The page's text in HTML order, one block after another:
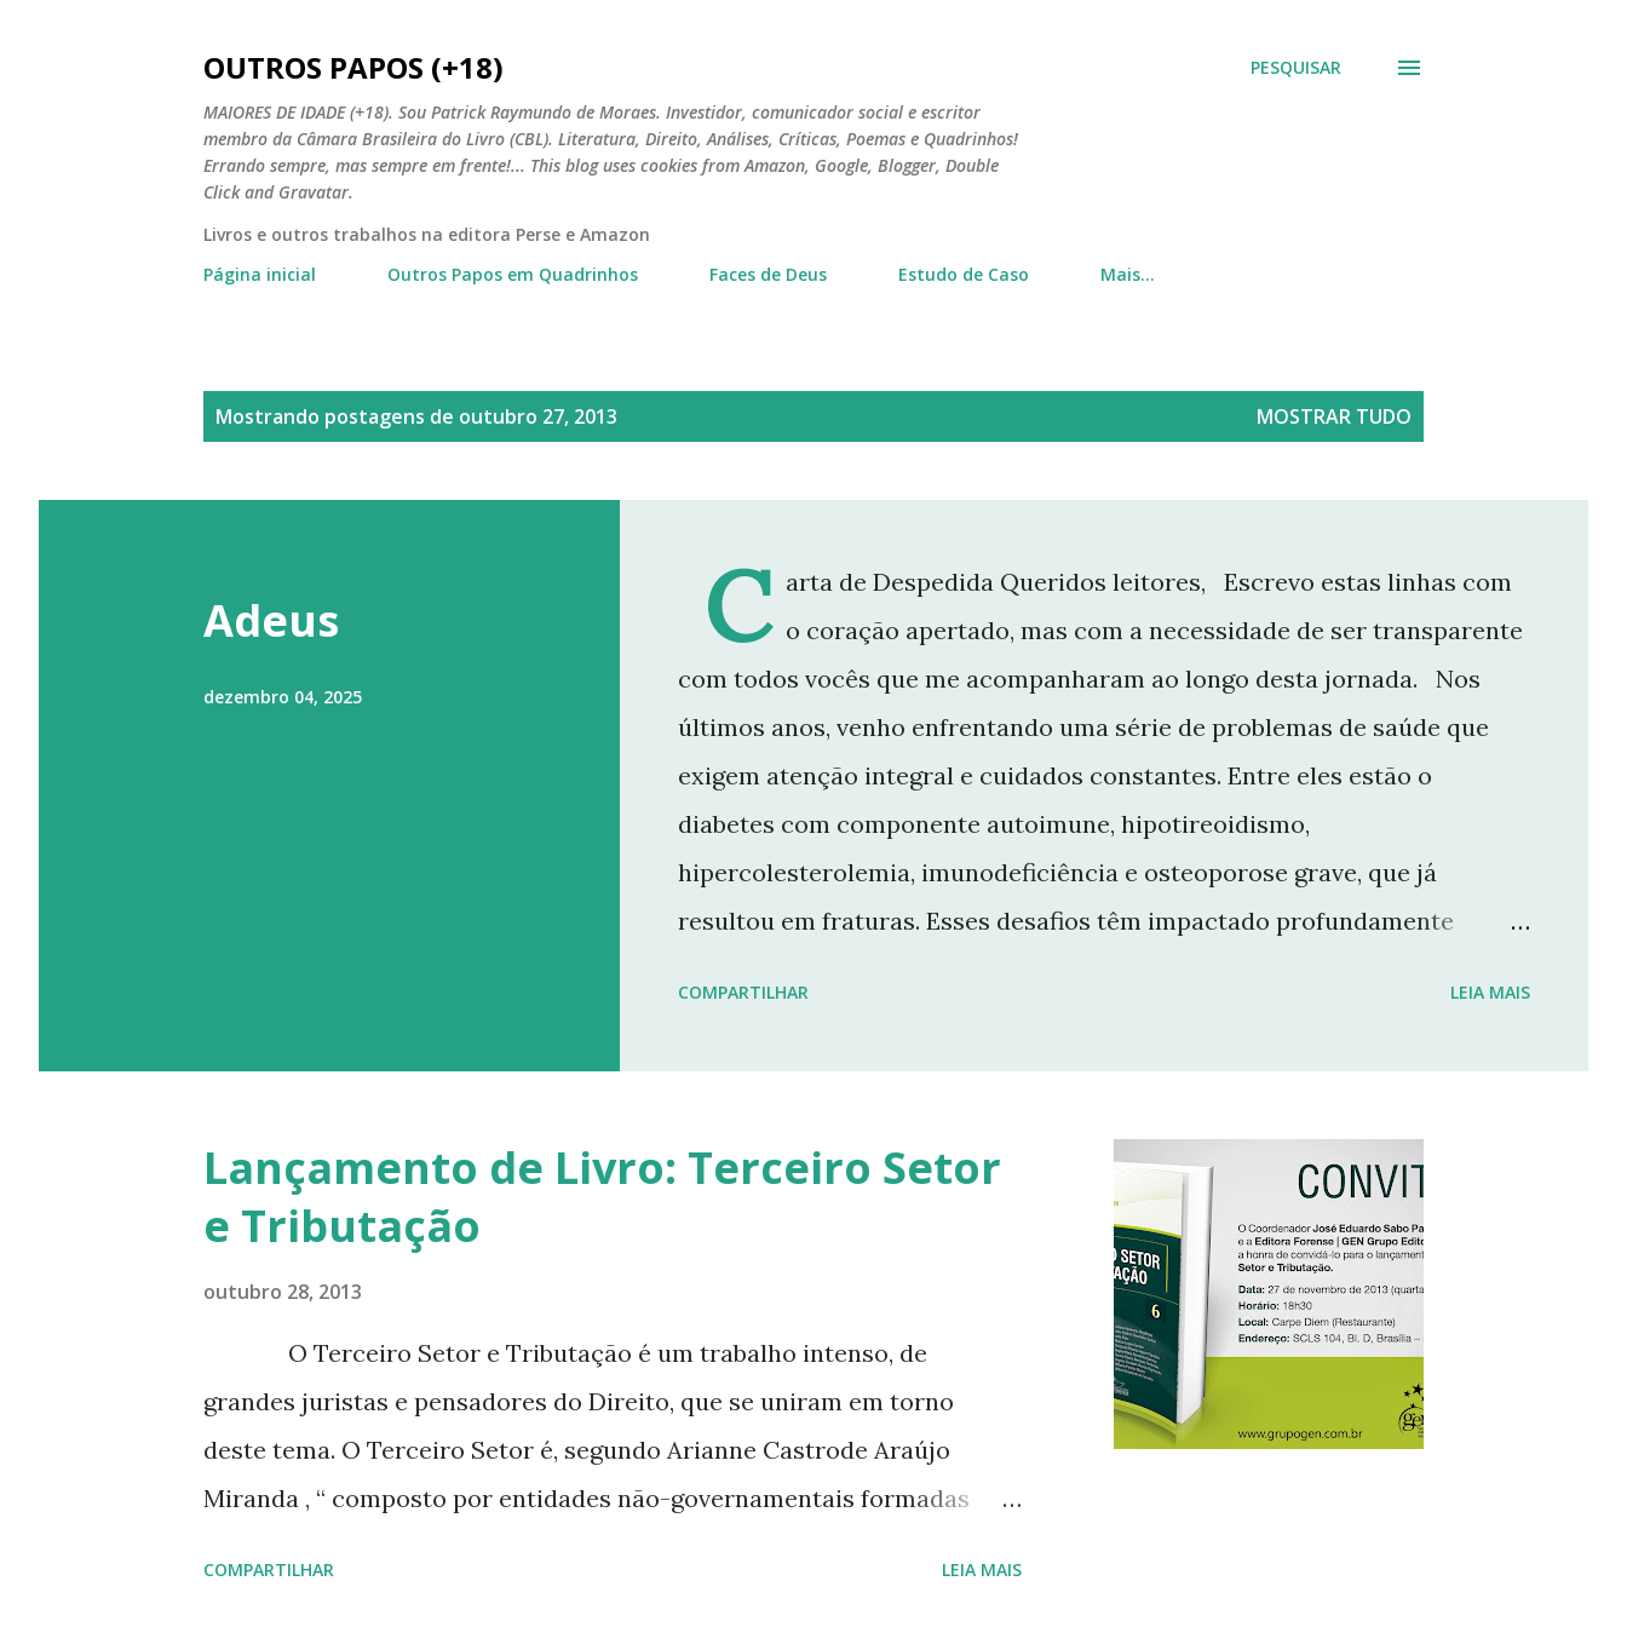
OUTROS PAPOS (+18)
MAIORES DE IDADE (+18). Sou Patrick Raymundo de Moraes. Investidor, comunicador social e escritor
membro da Câmara Brasileira do Livro (CBL). Literatura, Direito, Análises, Críticas, Poemas e Quadrinhos!
Errando sempre, mas sempre em frente!... This blog uses cookies from Amazon, Google, Blogger, Double
Click and Gravatar.
PESQUISAR
Livros e outros trabalhos na editora Perse e Amazon
Página inicial
Outros Papos em Quadrinhos Faces de Deus Estudo de Caso Mais…
s
Mostrando postagens de outubro 27, 2013 MOSTRAR TUDO
Adeus
dezembro 04, 2025
C arta de Despedida Queridos leitores, Escrevo estas linhas com
o coração apertado, mas com a necessidade de ser transparente
com todos vocês que me acompanharam ao longo desta jornada. Nos
últimos anos, venho enfrentando uma série de problemas de saúde que
exigem atenção integral e cuidados constantes. Entre eles estão o
diabetes com componente autoimune, hipotireoidismo,
hipercolesterolemia, imunodeficiência e osteoporose grave, que já
resultou em fraturas. Esses desafios têm impactado profundamente
decisão de dar uma pausa no blog. Não posso garantir quando — ou se —
saúde e buscar qualidade de vida dentro das limitações que enfrento.
Quero agradecer imensamente a cada um de vocês que esteve comigo,
COMPARTILHAR LEIA MAIS
Lançamento de Livro: Terceiro Setor
e Tributação
outubro 28, 2013
O Terceiro Setor e Tributação é um trabalho intenso, de
grandes juristas e pensadores do Direito, que se uniram em torno
deste tema. O Terceiro Setor é, segundo Arianne Castrode Araújo
Miranda , “ composto por entidades não-governamentais formadas
COMPARTILHAR LEIA MAIS